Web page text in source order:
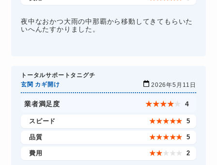
夜中なおかつ大雨の中那覇から移動してきてもらいた
いへんたすかりました。
トータルサポートタニグチ
玄関 カギ開け
2026年5月11日
業者満足度 ★★★★★ 4
スピード ★★★★★ 5
品質 ★★★★★ 5
費用 ★★ ★ ★ ★ 2